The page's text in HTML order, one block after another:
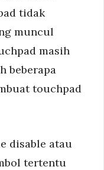
tidak
muncul
masih
beberapa
touchpad
disable atau
tertentu